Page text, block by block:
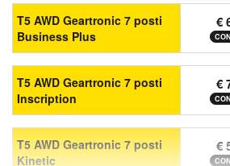
T5 AWD Geartronic 7 posti
Business Plus
€
T5 AWD Geartronic 7 posti
Inscription
€
T5 AWD Geartronic 7 posti
Kinetic
€